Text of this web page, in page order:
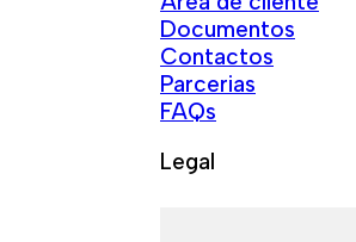
Documentos
Contactos
Parcerias
FAQs
Legal